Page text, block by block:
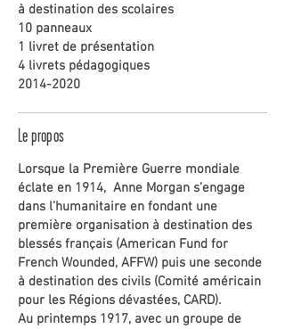
à destination des scolaires
10 panneaux
1 livret de présentation
4 livrets pédagogiques
2014-2020
Le propos
Lorsque la Première Guerre mondiale
éclate en 1914, Anne Morgan s’engage
dans l’humanitaire en fondant une
première organisation à destination des
blessés français (American Fund for
French Wounded, AFFW) puis une seconde
à destination des civils (Comité américain
pour les Régions dévastées, CARD).
Au printemps 1917, avec un groupe de